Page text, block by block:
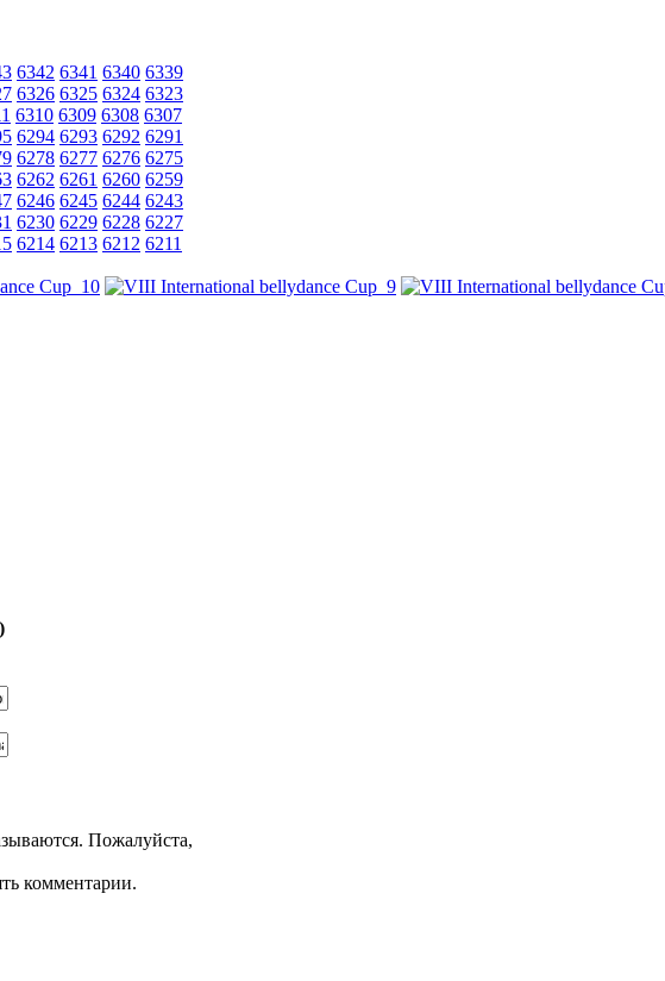
6342 6341 6340 6339
6326 6325 6324 6323
6310 6309 6308 6307
6294 6293 6292 6291
6278 6277 6276 6275
6262 6261 6260 6259
6246 6245 6244 6243
6230 6229 6228 6227
6214 6213 6212 6211
Пожалуйста,
комментарии.